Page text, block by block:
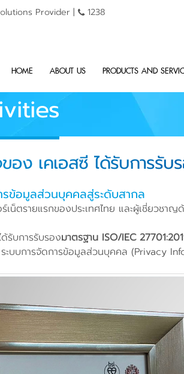
Provider | 1238
HOME ABOUT US PRODUCTS AND
อง เคเอสซี ได้รับการรับ
รข้อมูลส่วนบุคคลสู่ระดับสากล
ร์เน็ตรายแรกของประเทศไทย และผู้เชี่ยว
ด้รับการรับรองมาตรฐาน ISO/IEC
ระบบการจัดการข้อมูลส่วนบุคคล